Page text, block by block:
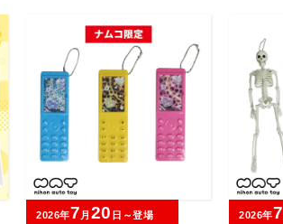
2026年7 月 20 日～登場 2026年7